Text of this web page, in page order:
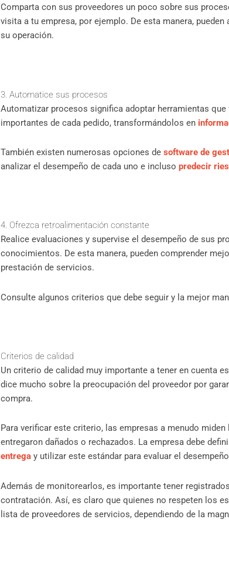
Comparta con sus proveedores un poco sobre sus
visita a tu empresa, por ejemplo. De esta manera, pueden
su operación.
3. Automatice sus procesos
Automatizar procesos significa adoptar herramientas
importantes de cada pedido, transformándolos en
También existen numerosas opciones de software de
analizar el desempeño de cada uno e incluso predecir
4. Ofrezca retroalimentación constante
Realice evaluaciones y supervise el desempeño de sus
conocimientos. De esta manera, pueden comprender
prestación de servicios.
Consulte algunos criterios que debe seguir y la mejor
Criterios de calidad
Un criterio de calidad muy importante a tener en cuenta
dice mucho sobre la preocupación del proveedor por
compra.
Para verificar este criterio, las empresas a menudo
entregaron dañados o rechazados. La empresa debe
entregay utilizar este estándar para evaluar el
Además de monitorearlos, es importante tener
contratación. Así, es claro que quienes no respeten los
lista de proveedores de servicios, dependiendo de la